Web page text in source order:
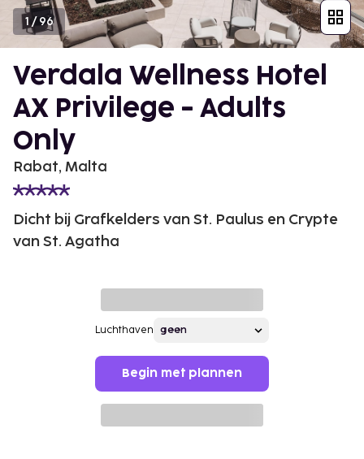
1/96
Verdala Wellness Hotel
AX Privilege - Adults
Only
Rabat, Malta
Dicht bij Grafkelders van St. Paulus en Crypte
van St. Agatha
Luchthaven
Begin met plannen